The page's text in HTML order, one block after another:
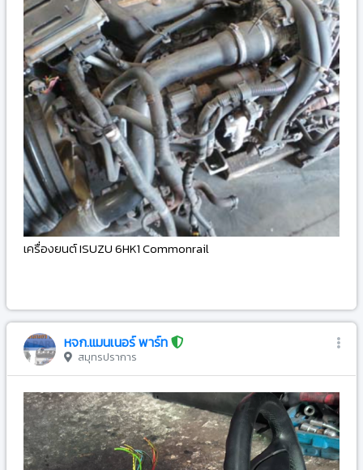
เครื่องยนต์ ISUZU 6HK1 Commonrail
หจก.แมนเนอร์ พาร์ท
สมุทรปราการ